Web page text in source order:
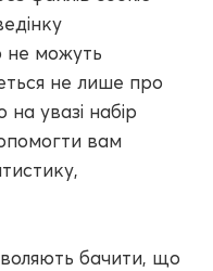
не можуть
не лише про
увазі набір
вам
бачити, що